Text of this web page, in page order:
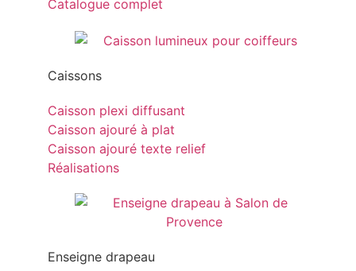
Catalogue complet
Caissons
Caisson plexi diffusant
Caisson ajouré à plat
Caisson ajouré texte relief
Réalisations
Enseigne drapeau